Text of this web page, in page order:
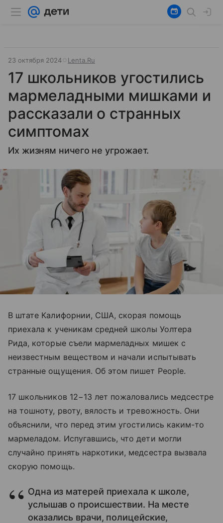
23 октября 2024 Lenta.Ru
17 школьников угостились
мармеладными мишками и
рассказали о странных
симптомах
Их жизням ничего не угрожает.
В штате Калифорнии, США, скорая помощь
приехала к ученикам средней школы Уолтера
Рида, которые съели мармеладных мишек с
неизвестным веществом и начали испытывать
странные ощущения. Об этом пишет People.
17 школьников 12−13 лет пожаловались медсестре
на тошноту, рвоту, вялость и тревожность. Они
объяснили, что перед этим угостились каким-то
мармеладом. Испугавшись, что дети могли
случайно принять наркотики, медсестра вызвала
скорую помощь.
Одна из матерей приехала к школе,
услышав о происшествии. На месте
оказались врачи, полицейские,